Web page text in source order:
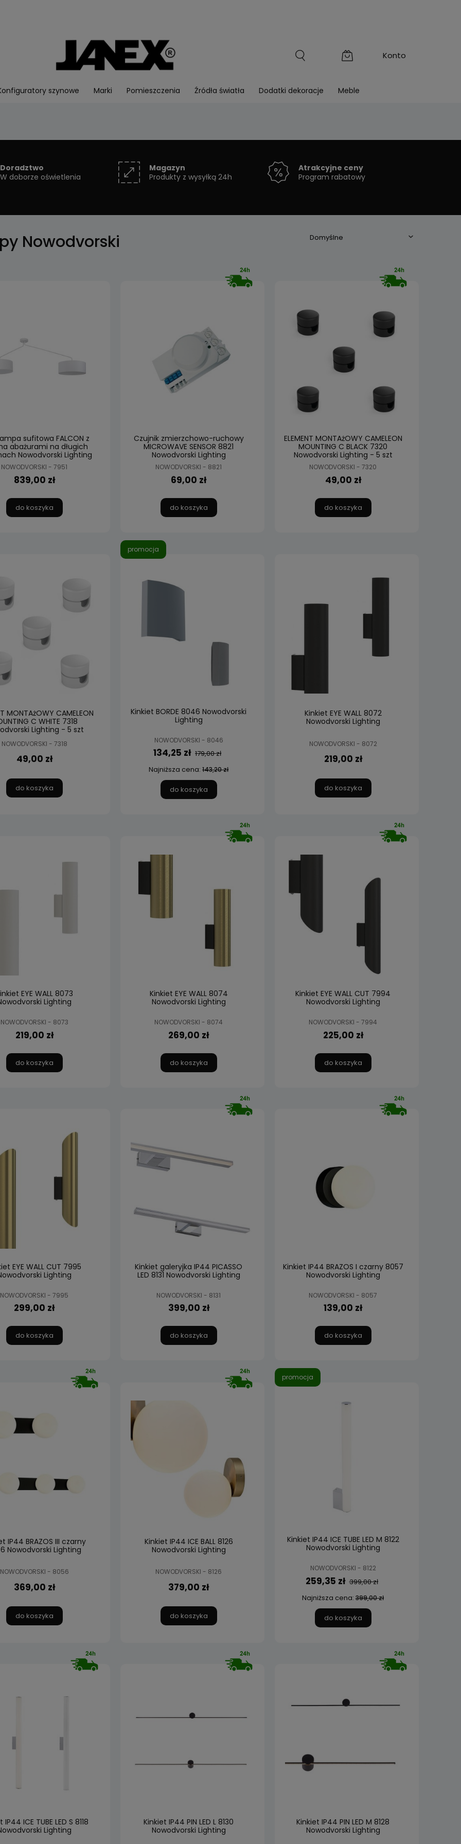
szynowe Marki Pomieszczenia Źródła światła Dodatki dekoracje Meble
Doradztwo
W doborze oświetlenia
Magazyn
Produkty z wysyłką 24h
Atrakcyjne ceny
Program rabatowy
Nowodvorski
sufitowa FALCON z
abażurami na długich
Nowodvorski Lighting
NOWODVORSKI - 7951
839,00 zł
do koszyka
Czujnik zmierzchowo-ruchowy
MICROWAVE SENSOR 8821
Nowodvorski Lighting
NOWODVORSKI - 8821
69,00 zł
do koszyka
ELEMENT MONTAżOWY CAMELEON
MOUNTING C BLACK 7320
Nowodvorski Lighting - 5 szt
NOWODVORSKI - 7320
49,00 zł
do koszyka
MONTAżOWY CAMELEON
C WHITE 7318
Lighting - 5 szt
NOWODVORSKI - 7318
49,00 zł
do koszyka
Kinkiet BORDE 8046 Nowodvorski
Lighting
NOWODVORSKI - 8046
134,25 zł 179,00 zł
Najniższa cena: 143,20 zł
do koszyka
promocja
Kinkiet EYE WALL 8072
Nowodvorski Lighting
NOWODVORSKI - 8072
219,00 zł
do koszyka
EYE WALL 8073
Lighting
NOWODVORSKI - 8073
219,00 zł
do koszyka
Kinkiet EYE WALL 8074
Nowodvorski Lighting
NOWODVORSKI - 8074
269,00 zł
do koszyka
Kinkiet EYE WALL CUT 7994
Nowodvorski Lighting
NOWODVORSKI - 7994
225,00 zł
do koszyka
EYE WALL CUT 7995
Lighting
NOWODVORSKI - 7995
299,00 zł
do koszyka
Kinkiet galeryjka IP44 PICASSO
LED 8131 Nowodvorski Lighting
NOWODVORSKI - 8131
399,00 zł
do koszyka
Kinkiet IP44 BRAZOS I czarny 8057
Nowodvorski Lighting
NOWODVORSKI - 8057
139,00 zł
do koszyka
IP44 BRAZOS III czarny
Nowodvorski Lighting
NOWODVORSKI - 8056
369,00 zł
do koszyka
Kinkiet IP44 ICE BALL 8126
Nowodvorski Lighting
NOWODVORSKI - 8126
379,00 zł
do koszyka
Kinkiet IP44 ICE TUBE LED M 8122
Nowodvorski Lighting
NOWODVORSKI - 8122
259,35 zł 399,00 zł
Najniższa cena: 399,00 zł
do koszyka
promocja
IP44 ICE TUBE LED S 8118
Lighting
Kinkiet IP44 PIN LED L 8130
Nowodvorski Lighting
Kinkiet IP44 PIN LED M 8128
Nowodvorski Lighting